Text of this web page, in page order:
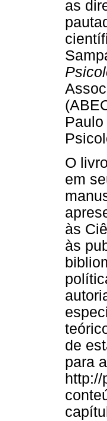
as
O
em
às
às
de
para